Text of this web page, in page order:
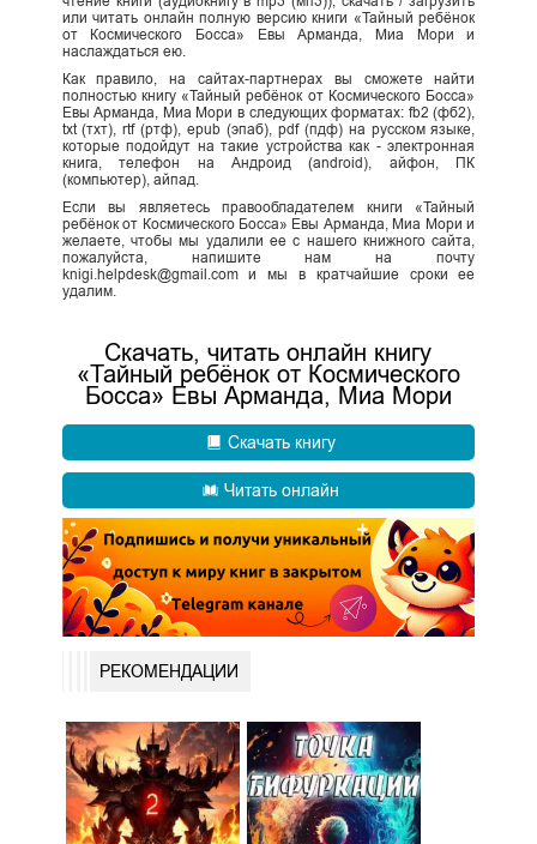
или читать онлайн полную версию книги «Тайный ребёнок
от Космического Босса» Евы Арманда, Миа Мори и
наслаждаться ею.
Как правило, на сайтах-партнерах вы сможете найти
полностью книгу «Тайный ребёнок от Космического Босса»
Евы Арманда, Миа Мори в следующих форматах: fb2 (фб2),
txt (тхт), rtf (ртф), epub (эпаб), pdf (пдф) на русском языке,
которые подойдут на такие устройства как - электронная
книга, телефон на Андроид (android), айфон, ПК
(компьютер), айпад.
Если вы являетесь правообладателем книги «Тайный
ребёнок от Космического Босса» Евы Арманда, Миа Мори и
желаете, чтобы мы удалили ее с нашего книжного сайта,
пожалуйста, напишите нам на почту
knigi.helpdesk@gmail.com и мы в кратчайшие сроки ее
удалим.
Скачать, читать онлайн книгу
«Тайный ребёнок от Космического
Босса» Евы Арманда, Миа Мори
Скачать книгу
Читать онлайн
РЕКОМЕНДАЦИИ